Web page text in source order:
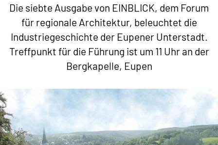
Die siebte Ausgabe von EINBLICK, dem Forum
für regionale Architektur, beleuchtet die
Industriegeschichte der Eupener Unterstadt.
Treffpunkt für die Führung ist um 11 Uhr an der
Bergkapelle, Eupen